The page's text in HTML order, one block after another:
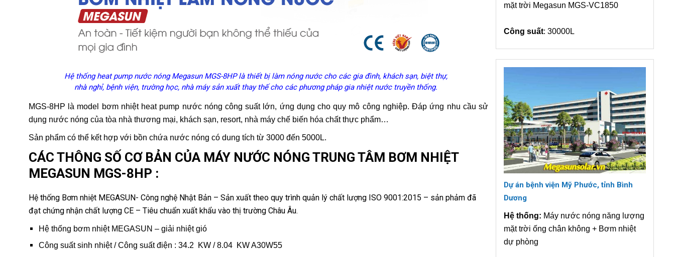
Hệ thống heat pump nước nóng Megasun MGS-8HP là thiết bị làm nóng nước cho các gia đình, khách sạn, biệt thự,
nhà nghỉ, bệnh viện, trường học, nhà máy sản xuất thay thế cho các phương pháp gia nhiệt nước truyền thống.
MGS-8HP là model bơm nhiệt heat pump nước nóng công suất lớn, ứng dụng cho quy mô công nghiệp. Đáp ứng nhu cầu sử
dụng nước nóng của tòa nhà thương mại, khách sạn, resort, nhà máy chế biến hóa chất thực phẩm…
Sản phẩm có thể kết hợp với bồn chứa nước nóng có dung tích từ 3000 đến 5000L.
CÁC THÔNG SỐ CƠ BẢN CỦA MÁY NƯỚC NÓNG TRUNG TÂM BƠM NHIỆT
MEGASUN MGS-8HP :
Hệ thống Bơm nhiệt MEGASUN- Công nghệ Nhật Bản – Sản xuất theo quy trình quản lý chất lượng ISO 9001:2015 – sản phảm đã
đạt chứng nhận chất lượng CE – Tiêu chuẩn xuất khẩu vào thị trường Châu Âu.
Hệ thống bơm nhiệt MEGASUN – giải nhiệt gió
Công suất sinh nhiệt / Công suất điện : 34.2 KW / 8.04 KW A30W55
mặt trời Megasun MGS-VC1850
Công suất: 30000L
Dự án bệnh viện Mỹ Phước, tỉnh Bình
Dương
Hệ thống: Máy nước nóng năng lượng
mặt trời ống chân không + Bơm nhiệt
dự phòng